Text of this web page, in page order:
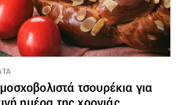
τσουρέκια για